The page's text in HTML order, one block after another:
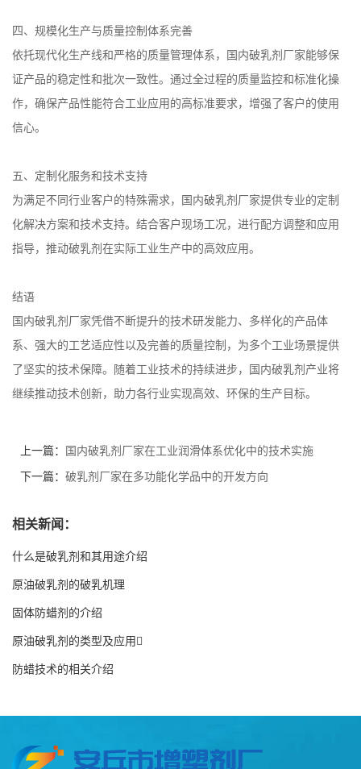
四、规模化生产与质量控制体系完善
依托现代化生产线和严格的质量管理体系，国内破乳剂厂家能够保
证产品的稳定性和批次一致性。通过全过程的质量监控和标准化操
作，确保产品性能符合工业应用的高标准要求，增强了客户的使用
信心。
五、定制化服务和技术支持
为满足不同行业客户的特殊需求，国内破乳剂厂家提供专业的定制
化解决方案和技术支持。结合客户现场工况，进行配方调整和应用
指导，推动破乳剂在实际工业生产中的高效应用。
结语
国内破乳剂厂家凭借不断提升的技术研发能力、多样化的产品体
系、强大的工艺适应性以及完善的质量控制，为多个工业场景提供
了坚实的技术保障。随着工业技术的持续进步，国内破乳剂产业将
继续推动技术创新，助力各行业实现高效、环保的生产目标。
上一篇： 国内破乳剂厂家在工业润滑体系优化中的技术实施
下一篇： 破乳剂厂家在多功能化学品中的开发方向
相关新闻：
什么是破乳剂和其用途介绍
原油破乳剂的破乳机理
固体防蜡剂的介绍
原油破乳剂的类型及应用
防蜡技术的相关介绍